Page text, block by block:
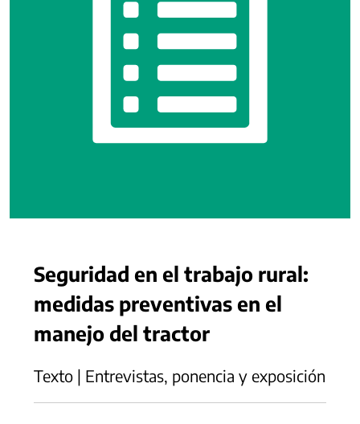
Seguridad en el trabajo rural:
medidas preventivas en el
manejo del tractor
Texto | Entrevistas, ponencia y exposición